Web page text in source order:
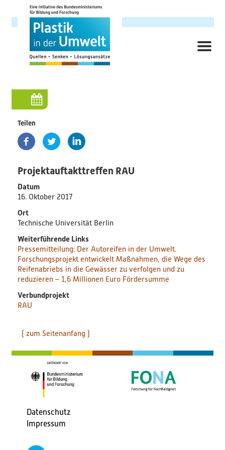
zum
Inhalt
Hauptnavigation
Forschungsschwerpunkt
Hintergrund
Ziele
Querschnittsthemen
AnsprechpartnerInnen
PlastikNet
Verbundprojekte
Übersicht
Publikationen
Ergebnisse
Teilen
Projektauftakttreffen RAU
Datum
16. Oktober 2017
Ort
Technische Universität Berlin
Weiterführende Links
Pressemitteilung: Der Autoreifen in der Umwelt.
Forschungsprojekt entwickelt Maßnahmen, die Wege des
Reifenabriebs in die Gewässer zu verfolgen und zu
reduzieren – 1,6 Millionen Euro Fördersumme
Verbundprojekt
RAU
( zum Seitenanfang )
Fußbereichsmenü
Datenschutz
Impressum